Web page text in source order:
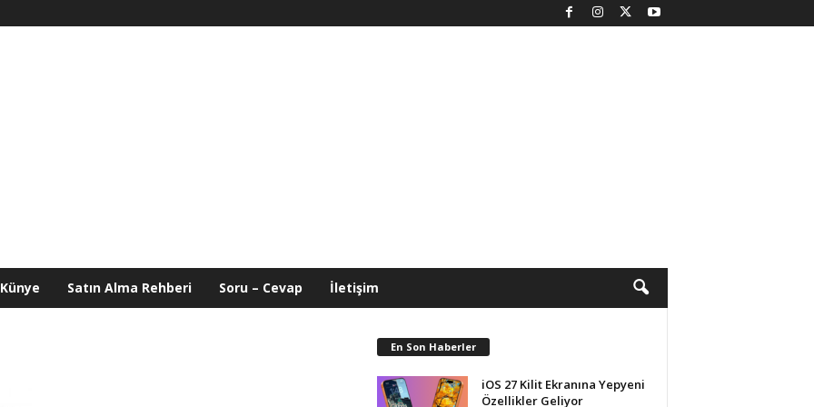
Künye Satın Alma Rehberi Soru – Cevap İletişim
En Son Haberler
iOS 27 Kilit Ekranına Yepyeni
Özellikler Geliyor